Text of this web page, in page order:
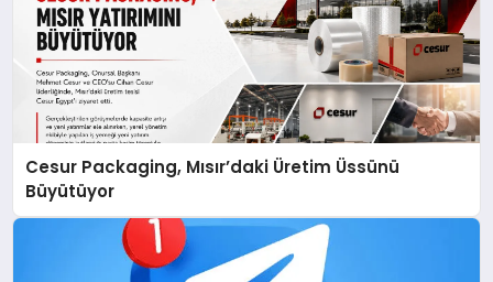
Cesur Packaging, Mısır’daki Üretim Üssünü
Büyütüyor